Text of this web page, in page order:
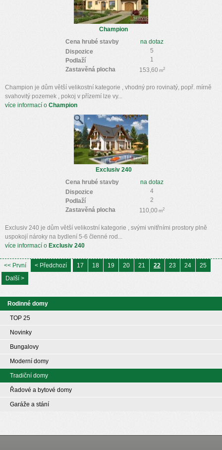
Champion
na dotaz
Cena hrubé stavby
5
Dispozice
1
Podlaží
153,60 m2
Zastavěná plocha
Champion je dům větší velikostní kategorie , vhodný pro rovinatý, popř. mírně
svahovitý pozemek , pokoj v přízemí lze vy...
více informací o Champion
Exclusiv 240
na dotaz
Cena hrubé stavby
4
Dispozice
2
Podlaží
110,00 m2
Zastavěná plocha
Exclusiv 240 je dům větší velikostní kategorie , svými vnitřními prostory plně
uspokojí nároky na bydlení 5-6 členné rod...
více informací o Exclusiv 240
<< První < Předchozí 17 18 19 20 21 22 23 24
25
Další >
Rodinné domy
TOP 25
Novinky
Bungalovy
Moderní domy
Tradiční domy
Řadové a bytové domy
Garáže a stání